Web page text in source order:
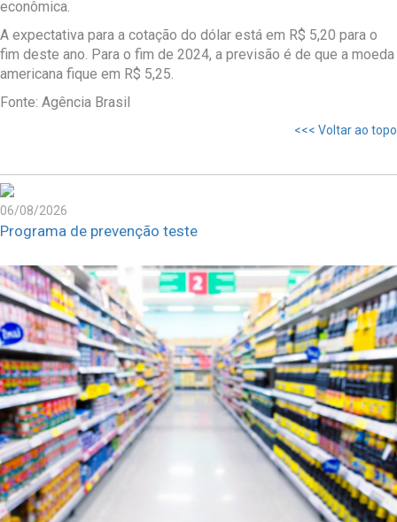
econômica.
A expectativa para a cotação do dólar está em R$ 5,20 para o
fim deste ano. Para o fim de 2024, a previsão é de que a moeda
americana fique em R$ 5,25.
Fonte: Agência Brasil
<<< Voltar ao topo
06/08/2026
Programa de prevenção teste